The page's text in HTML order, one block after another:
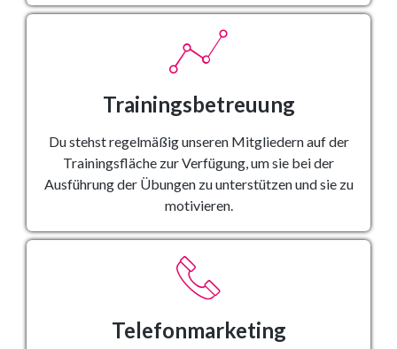
Trainingsbetreuung
Du stehst regelmäßig unseren Mitgliedern auf der
Trainingsfläche zur Verfügung, um sie bei der
Ausführung der Übungen zu unterstützen und sie zu
motivieren.
Telefonmarketing